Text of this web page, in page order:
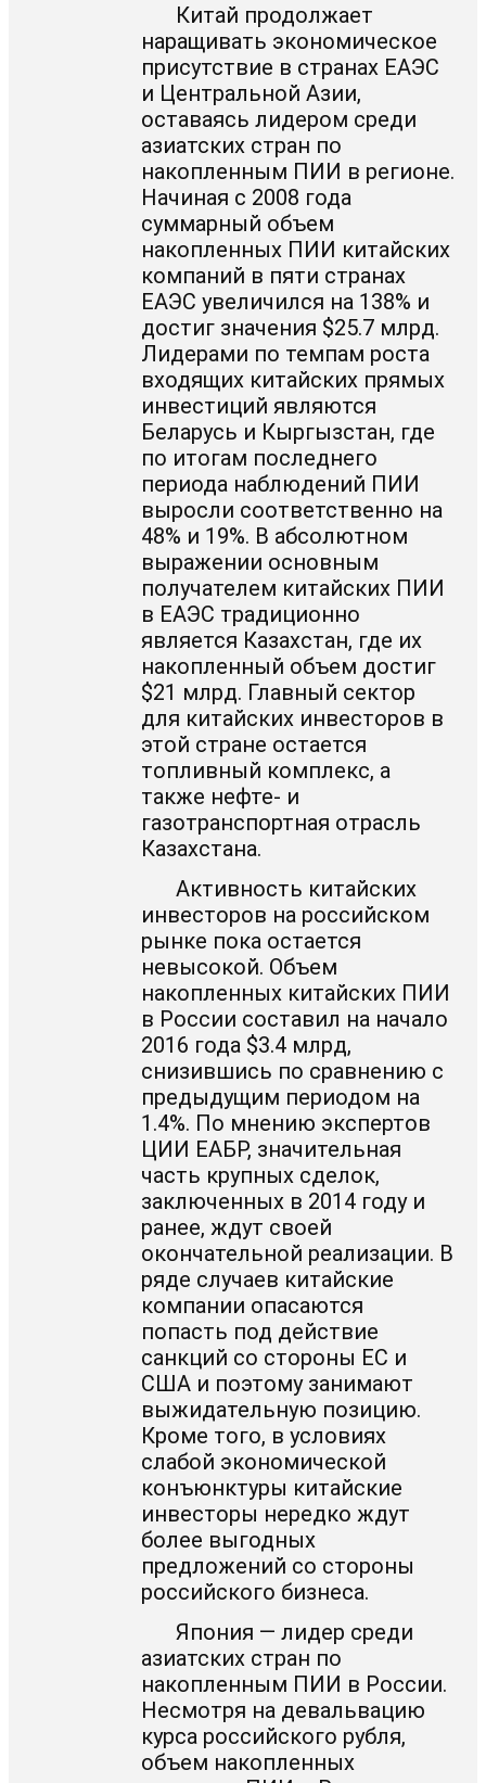
Китай продолжает
наращивать экономическое
присутствие в странах ЕАЭС
и Центральной Азии,
оставаясь лидером среди
азиатских стран по
накопленным ПИИ в регионе.
Начиная с 2008 года
суммарный объем
накопленных ПИИ китайских
компаний в пяти странах
ЕАЭС увеличился на 138% и
достиг значения $25.7 млрд.
Лидерами по темпам роста
входящих китайских прямых
инвестиций являются
Беларусь и Кыргызстан, где
по итогам последнего
периода наблюдений ПИИ
выросли соответственно на
48% и 19%. В абсолютном
выражении основным
получателем китайских ПИИ
в ЕАЭС традиционно
является Казахстан, где их
накопленный объем достиг
$21 млрд. Главный сектор
для китайских инвесторов в
этой стране остается
топливный комплекс, а
также нефте- и
газотранспортная отрасль
Казахстана.
Активность китайских
инвесторов на российском
рынке пока остается
невысокой. Объем
накопленных китайских ПИИ
в России составил на начало
2016 года $3.4 млрд,
снизившись по сравнению с
предыдущим периодом на
1.4%. По мнению экспертов
ЦИИ ЕАБР, значительная
часть крупных сделок,
заключенных в 2014 году и
ранее, ждут своей
окончательной реализации. В
ряде случаев китайские
компании опасаются
попасть под действие
санкций со стороны ЕС и
США и поэтому занимают
выжидательную позицию.
Кроме того, в условиях
слабой экономической
конъюнктуры китайские
инвесторы нередко ждут
более выгодных
предложений со стороны
российского бизнеса.
Япония — лидер среди
азиатских стран по
накопленным ПИИ в России.
Несмотря на девальвацию
курса российского рубля,
объем накопленных